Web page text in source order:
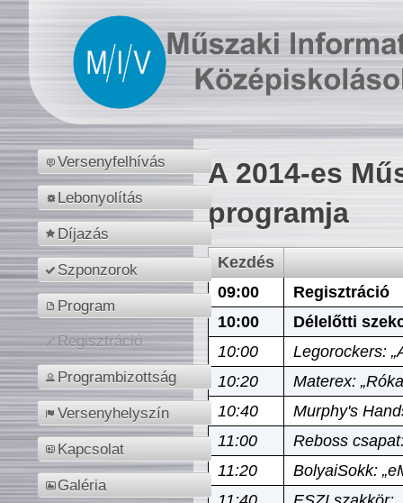
Versenyfelhívás
Lebonyolítás
Díjazás
Szponzorok
Program
Regisztráció
Programbizottság
Versenyhelyszín
Kapcsolat
Galéria
A 2014-es
programja
Kezdés
09:00
Regisztráció
10:00
Délelőtti
10:00
Legorockers:
10:20
Materex:
10:40
Murphy's
11:00
Reboss
11:20
BolyaiSokk: